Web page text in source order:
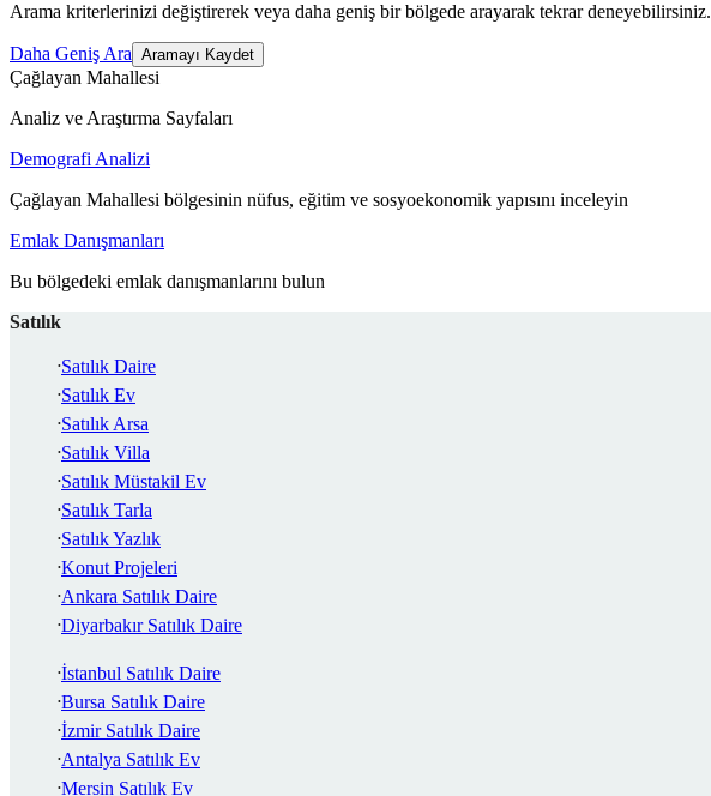
Arama kriterlerinizi değiştirerek veya daha geniş bir bölgede arayarak tekrar deneyebilirsiniz.
Daha Geniş Ara Aramayı Kaydet
Çağlayan Mahallesi
Analiz ve Araştırma Sayfaları
Demografi Analizi
Çağlayan Mahallesi bölgesinin nüfus, eğitim ve sosyoekonomik yapısını inceleyin
Emlak Danışmanları
Bu bölgedeki emlak danışmanlarını bulun
Satılık
Satılık Daire
Satılık Ev
Satılık Arsa
Satılık Villa
Satılık Müstakil Ev
Satılık Tarla
Satılık Yazlık
Konut Projeleri
Ankara Satılık Daire
Diyarbakır Satılık Daire
İstanbul Satılık Daire
Bursa Satılık Daire
İzmir Satılık Daire
Antalya Satılık Ev
Mersin Satılık Ev